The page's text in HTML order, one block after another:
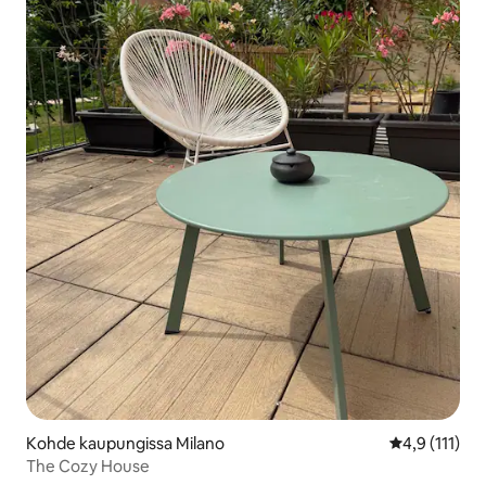
Kohde kaupungissa Milano
4,9 (111)
The Cozy House